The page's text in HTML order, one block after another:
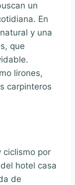
un
En
y una
que
lirones,
carpinteros
ciclismo por
hotel casa
de